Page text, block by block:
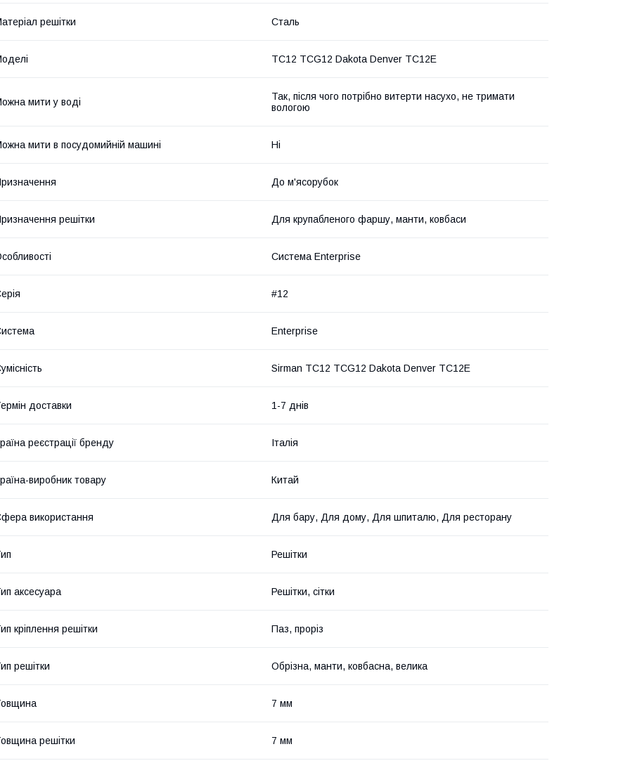
решітки Сталь
TC12 TCG12 Dakota Denver TC12E
мити у воді
Так, після чого потрібно витерти насухо, не тримати
вологою
мити в посудомийній машині Ні
До м'ясорубок
решітки Для крупабленого фаршу, манти, ковбаси
Система Enterprise
#12
Enterprise
Sirman TC12 TCG12 Dakota Denver TC12E
доставки 1-7 днів
реєстрації бренду Італія
виробник товару Китай
використання Для бару, Для дому, Для шпиталю, Для ресторану
Решітки
аксесуара Решітки, сітки
кріплення решітки Паз, проріз
решітки Обрізна, манти, ковбасна, велика
7 мм
решітки 7 мм